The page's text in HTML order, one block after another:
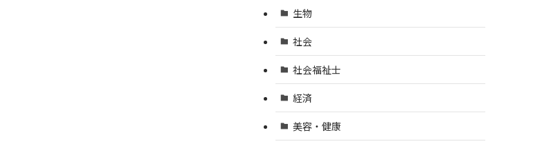
生物
社会
社会福祉士
経済
美容・健康